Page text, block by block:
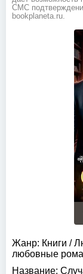
СМС
bookplaneta.ru.
Жанр: Книги /
любовные
Название: